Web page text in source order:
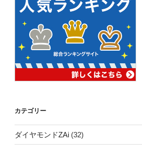
カテゴリー
ダイヤモンドZAi (32)